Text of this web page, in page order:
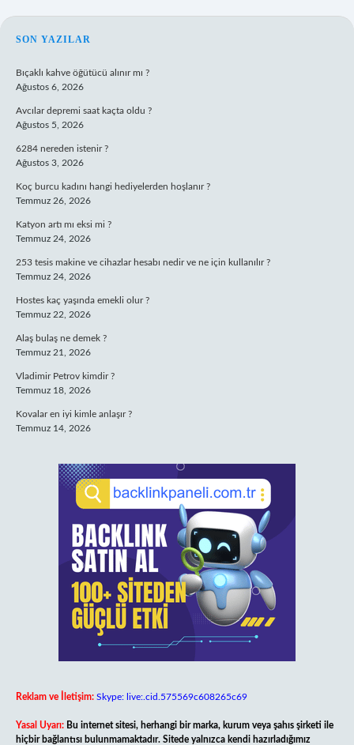
SIDEBAR
SON YAZILAR
Bıçaklı kahve öğütücü alınır mı ?
Ağustos 6, 2026
Avcılar depremi saat kaçta oldu ?
Ağustos 5, 2026
6284 nereden istenir ?
Ağustos 3, 2026
Koç burcu kadını hangi hediyelerden hoşlanır ?
Temmuz 26, 2026
Katyon artı mı eksi mi ?
Temmuz 24, 2026
253 tesis makine ve cihazlar hesabı nedir ve ne için kullanılır ?
Temmuz 24, 2026
Hostes kaç yaşında emekli olur ?
Temmuz 22, 2026
Alaş bulaş ne demek ?
Temmuz 21, 2026
Vladimir Petrov kimdir ?
Temmuz 18, 2026
Kovalar en iyi kimle anlaşır ?
Temmuz 14, 2026
Reklam ve İletişim: Skype: live:.cid.575569c608265c69
Yasal Uyarı: Bu internet sitesi, herhangi bir marka, kurum veya şahıs şirketi ile
hiçbir bağlantısı bulunmamaktadır. Sitede yalnızca kendi hazırladığımız